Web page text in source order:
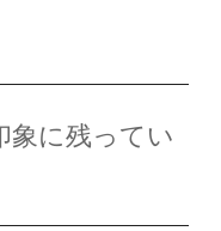
象に残ってい